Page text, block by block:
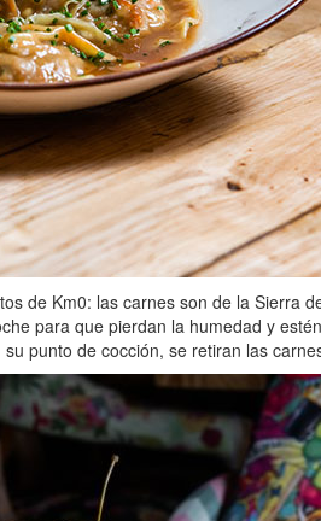
de Km0: las carnes son de la
para que pierdan la humedad y
punto de cocción, se retiran las